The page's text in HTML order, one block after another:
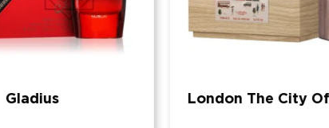
Gladius London The City Of